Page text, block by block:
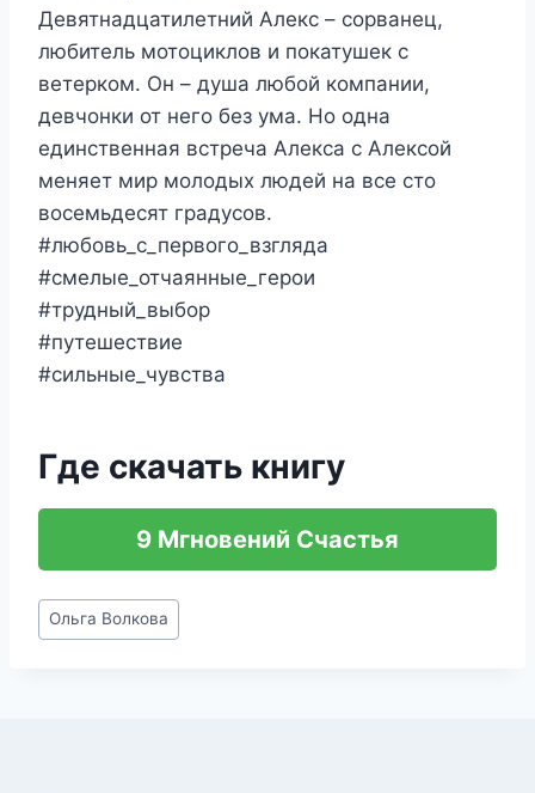
Девятнадцатилетний Алекс – сорванец,
любитель мотоциклов и покатушек с
ветерком. Он – душа любой компании,
девчонки от него без ума. Но одна
единственная встреча Алекса с Алексой
меняет мир молодых людей на все сто
восемьдесят градусов.
#любовь_с_первого_взгляда
#смелые_отчаянные_герои
#трудный_выбор
#путешествие
#сильные_чувства
Где скачать книгу
9 Мгновений Счастья
Метки
записи:
Ольга Волкова